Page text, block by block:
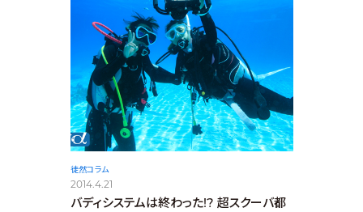
徒然コラム
2014.4.21
バディシステムは終わった!? 超スクーバ都